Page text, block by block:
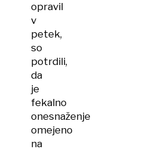
opravil
v
petek,
so
potrdili,
da
je
fekalno
onesnaženje
omejeno
na